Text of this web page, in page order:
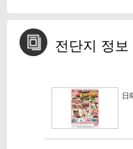
전단지 정보
日